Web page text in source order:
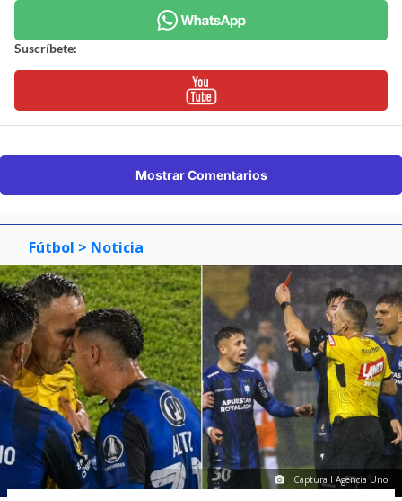
Suscríbete:
Mostrar Comentarios
Fútbol > Noticia
Captura I Agencia Uno